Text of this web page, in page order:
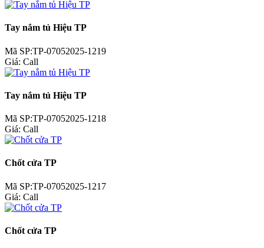
Tay nắm tủ Hiệu TP
Mã SP:TP-07052025-1219
Giá: Call
Tay nắm tủ Hiệu TP
Mã SP:TP-07052025-1218
Giá: Call
Chốt cửa TP
Mã SP:TP-07052025-1217
Giá: Call
Chốt cửa TP